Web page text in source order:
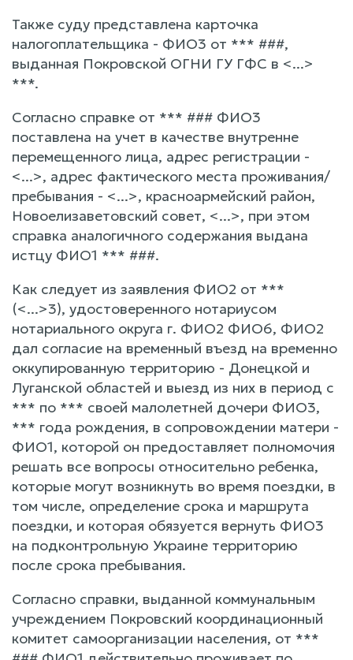
Также суду представлена карточка
налогоплательщика - ФИО3 от *** ###,
выданная Покровской ОГНИ ГУ ГФС в <...>
***.
Согласно справке от *** ### ФИО3
поставлена на учет в качестве внутренне
перемещенного лица, адрес регистрации -
<...>, адрес фактического места проживания/
пребывания - <...>, красноармейский район,
Новоелизаветовский совет, <...>, при этом
справка аналогичного содержания выдана
истцу ФИО1 *** ###.
Как следует из заявления ФИО2 от ***
(<...>3), удостоверенного нотариусом
нотариального округа г. ФИО2 ФИО6, ФИО2
дал согласие на временный въезд на временно
оккупированную территорию - Донецкой и
Луганской областей и выезд из них в период с
*** по *** своей малолетней дочери ФИО3,
*** года рождения, в сопровождении матери -
ФИО1, которой он предоставляет полномочия
решать все вопросы относительно ребенка,
которые могут возникнуть во время поездки, в
том числе, определение срока и маршрута
поездки, и которая обязуется вернуть ФИО3
на подконтрольную Украине территорию
после срока пребывания.
Согласно справки, выданной коммунальным
учреждением Покровский координационный
комитет самоорганизации населения, от ***